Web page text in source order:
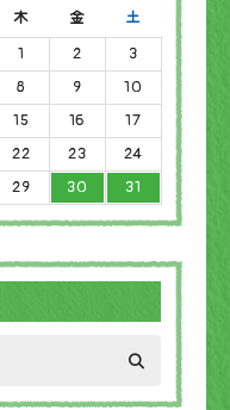
木 金
土
1
2
3
8 9
10
15 16
17
22 23
24
29 30 31